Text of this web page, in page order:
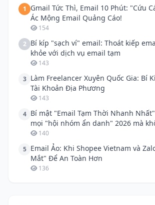
1
Gmail Tức Thì, Email 10 Phút: "Cứu
Ác Mộng Email Quảng Cáo!
154
2 Bí kíp "sạch ví" email: Thoát kiếp
khỏe với dịch vụ email tạm
143
3 Làm Freelancer Xuyên Quốc Gia: Bí
Tài Khoản Địa Phương
143
4 Bí mật "Email Tạm Thời Nhanh
mọi "hội nhóm ẩn danh" 2026 mà
140
5 Email Ảo: Khi Shopee Vietnam và
Mắt" Để An Toàn Hơn
136